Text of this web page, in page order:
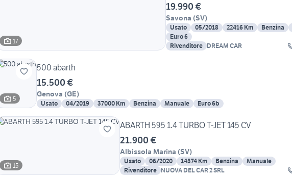
17
19.990 €
Savona (SV)
Usato 05/2018 22416 Km Benzina
Euro 6
Rivenditore DREAM CAR
5
500 abarth
15.500 €
Genova (GE)
Usato 04/2019 37000 Km Benzina Manuale Euro 6b
15
ABARTH 595 1.4 TURBO T-JET 145 CV
21.900 €
Albissola Marina (SV)
Usato 06/2020 14574 Km Benzina
Manuale
Rivenditore NUOVA DEL CAR 2 SRL